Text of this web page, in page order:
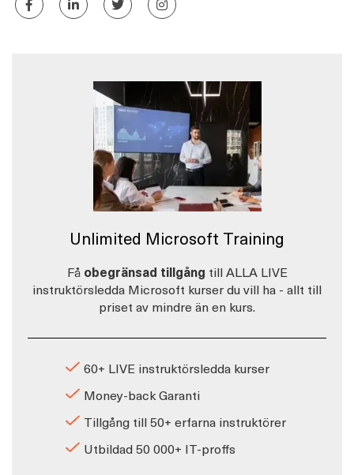
Unlimited Microsoft Training
Få obegränsad tillgång till ALLA LIVE
instruktörsledda Microsoft kurser du vill ha - allt till
priset av mindre än en kurs.
60+ LIVE instruktörsledda kurser
Money-back Garanti
Tillgång till 50+ erfarna instruktörer
Utbildad 50 000+ IT-proffs